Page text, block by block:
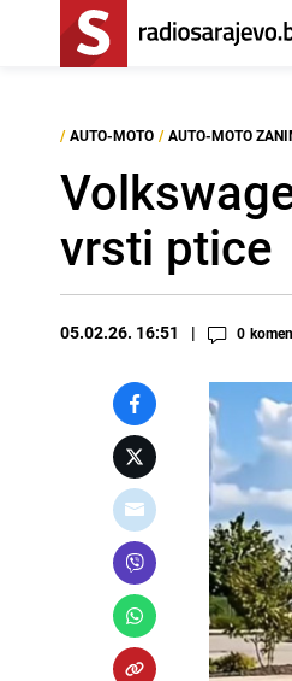
/ AUTO-MOTO / AUTO-MOTO
vrsti ptice
05.02.26. 16:51 0